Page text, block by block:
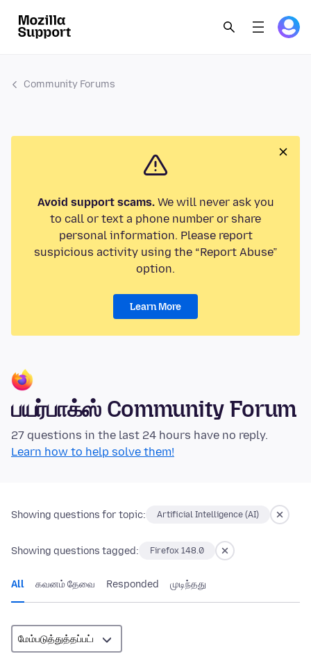
Community Forums
Avoid support scams.We will never ask you
to call or text a phone number or share
personal information. Please report
suspicious activity using the “Report Abuse”
option.
Learn More
பயர்பாக்ஸ் Community Forum
27 questions in the last 24 hours have no reply.
Learn how to help solve them!
Showing questions for topic: Artificial Intelligence (AI)
Showing questions tagged: Firefox 148.0
All கவனம் தேவை Responded முடிந்தது